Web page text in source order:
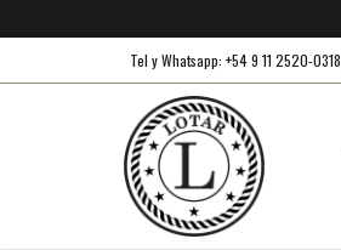
Tel y Whatsapp: +54 9 11 2520-0318